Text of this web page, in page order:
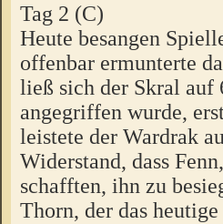
Tag 2 (C)
Heute besangen
offenbar ermunterte
ließ sich der Skral auf
angegriffen wurde,
leistete der Wardrak
Widerstand, dass
schafften, ihn zu
Thorn, der das